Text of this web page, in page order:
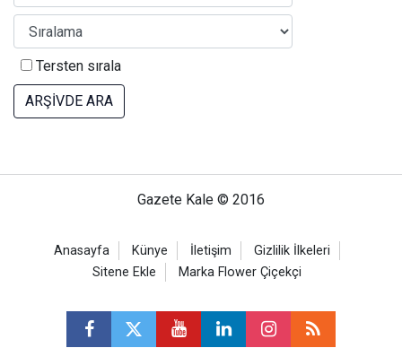
Tersten sırala
ARŞİVDE ARA
Gazete Kale © 2016
Anasayfa Künye İletişim
Gizlilik İlkeleri
Sitene Ekle
Marka Flower Çiçekçi